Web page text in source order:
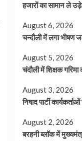
हजारों का सामान ले उड़े
August 6, 2026
चन्दौली में लगा भीषण
August 5, 2026
चंदौली में शिक्षक
August 3, 2026
निषाद पार्टी
August 2, 2026
बरहनी ब्लॉक में